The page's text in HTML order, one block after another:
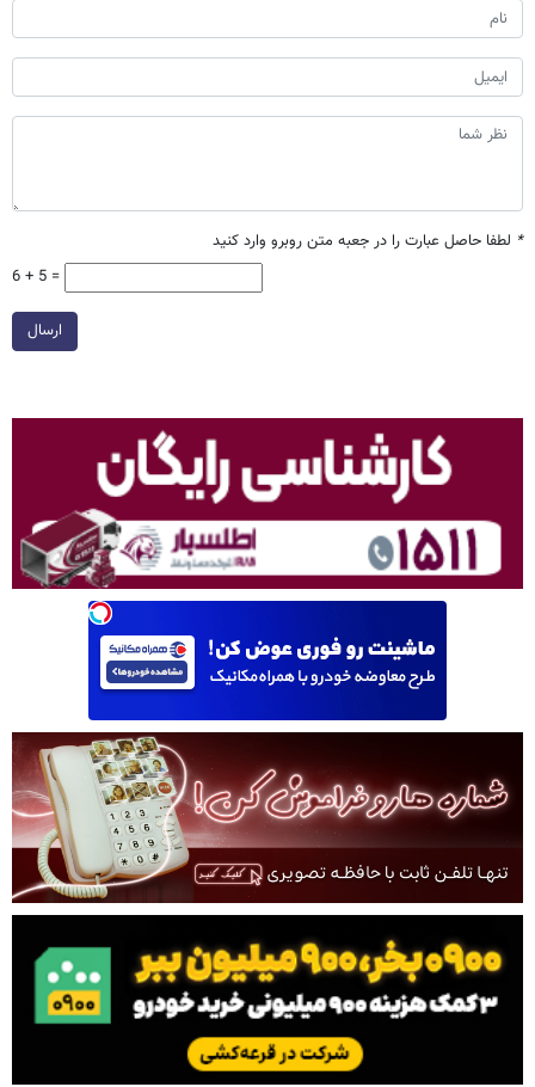
* لطفا حاصل عبارت را در جعبه متن روبرو وارد کنید
6 + 5 =
ارسال